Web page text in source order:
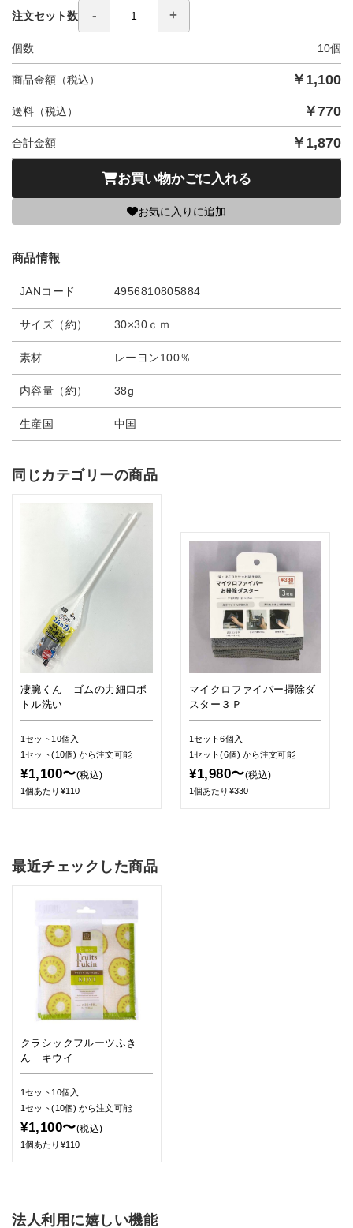
注文セット数
個数 10個
商品金額（税込） ￥ 1,100
送料（税込） ￥770
合計金額 ￥ 1,870
お買い物かごに入れる
お気に入りに追加
商品情報
JANコード 4956810805884
サイズ（約） 30×30ｃｍ
素材 レーヨン100％
内容量（約） 38g
生産国 中国
同じカテゴリーの商品
凄腕くん ゴムの力細口ボ
トル洗い
1セット10個入
1セット(10個)から注文可能
¥1,100〜(税込)
1個あたり¥110
マイクロファイバー掃除ダ
スター３Ｐ
1セット6個入
1セット(6個) から注文可能
¥1,980〜(税込)
1個あたり¥330
最近チェックした商品
クラシックフルーツふき
ん キウイ
1セット10個入
1セット(10個)から注文可能
¥1,100〜(税込)
1個あたり¥110
法人利用に嬉しい機能